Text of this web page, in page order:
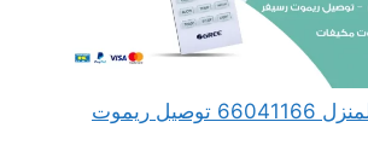
توصيل ريموت للمنزل 66041166 توصيل ريموت